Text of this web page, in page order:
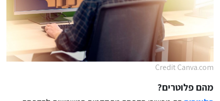
Credit Canva.com
מהם פלוטרים?